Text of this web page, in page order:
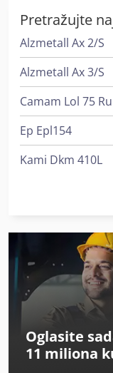
Pretražujte
Alzmetall Ax 2/S
Alzmetall Ax 3/S
Camam Lol 75 Ru
Ep Epl154
Kami Dkm 410L
Man Tgl 7
Man Tgm 15
Man Tgm 18
Mercedes-Benz
Oglasite
11 miliona